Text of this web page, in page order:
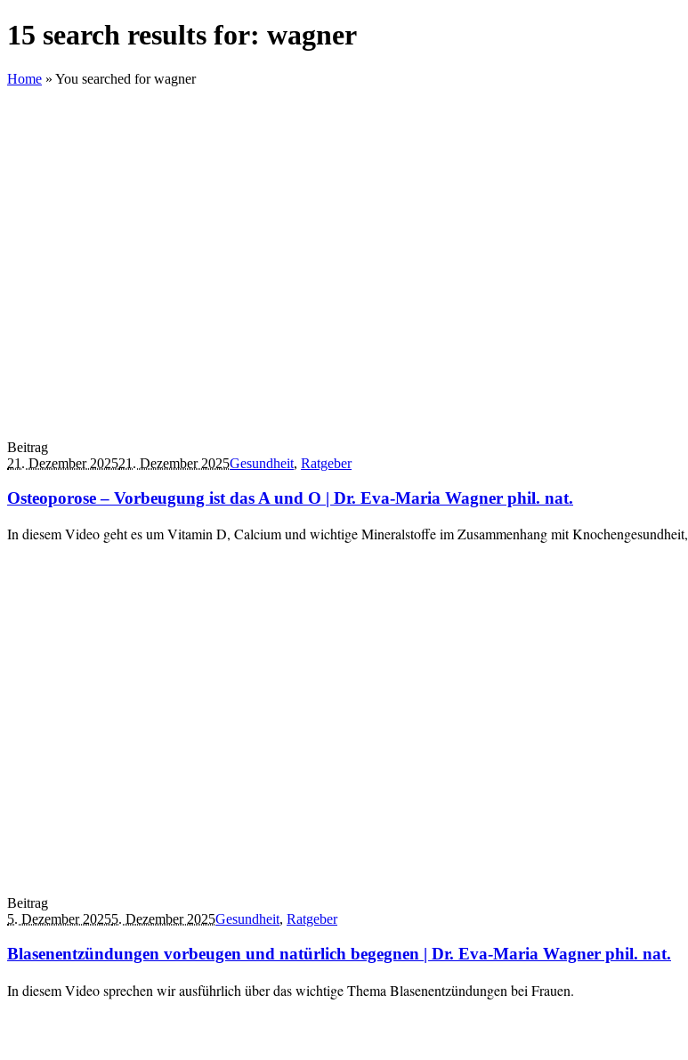
15 search results for: wagner
Home » You searched for wagner
Beitrag
21. Dezember 202521. Dezember 2025Gesundheit, Ratgeber
Osteoporose – Vorbeugung ist das A und O | Dr. Eva-Maria Wagner phil. nat.
In diesem Video geht es um Vitamin D, Calcium und wichtige Mineralstoffe im Zusammenhang mit Knochengesundheit,
Beitrag
5. Dezember 20255. Dezember 2025Gesundheit, Ratgeber
Blasenentzündungen vorbeugen und natürlich begegnen | Dr. Eva-Maria Wagner phil. nat.
In diesem Video sprechen wir ausführlich über das wichtige Thema Blasenentzündungen bei Frauen.